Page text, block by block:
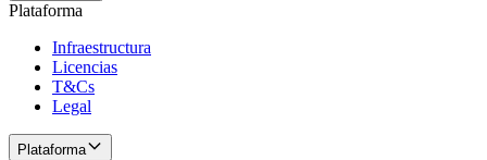
Plataforma
Infraestructura
Licencias
T&Cs
Legal
Plataforma